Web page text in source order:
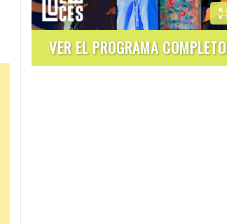
VER EL PROGRAMA COMPLETO